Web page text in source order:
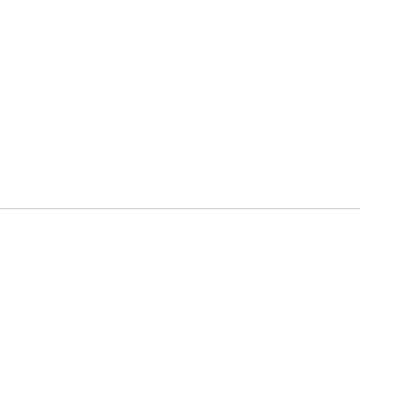
Die Uhr lässt sich zudem komfortabel laden,
Dank Snap-On-Technologie ist die Montage
Kratz- und Stoßfestigkeit
in einer Lösung gesichert
durch umlaufende Dichtung
& Laden wie gewohnt nutzbar
aufkleben – rückstandsfrei entfernbar